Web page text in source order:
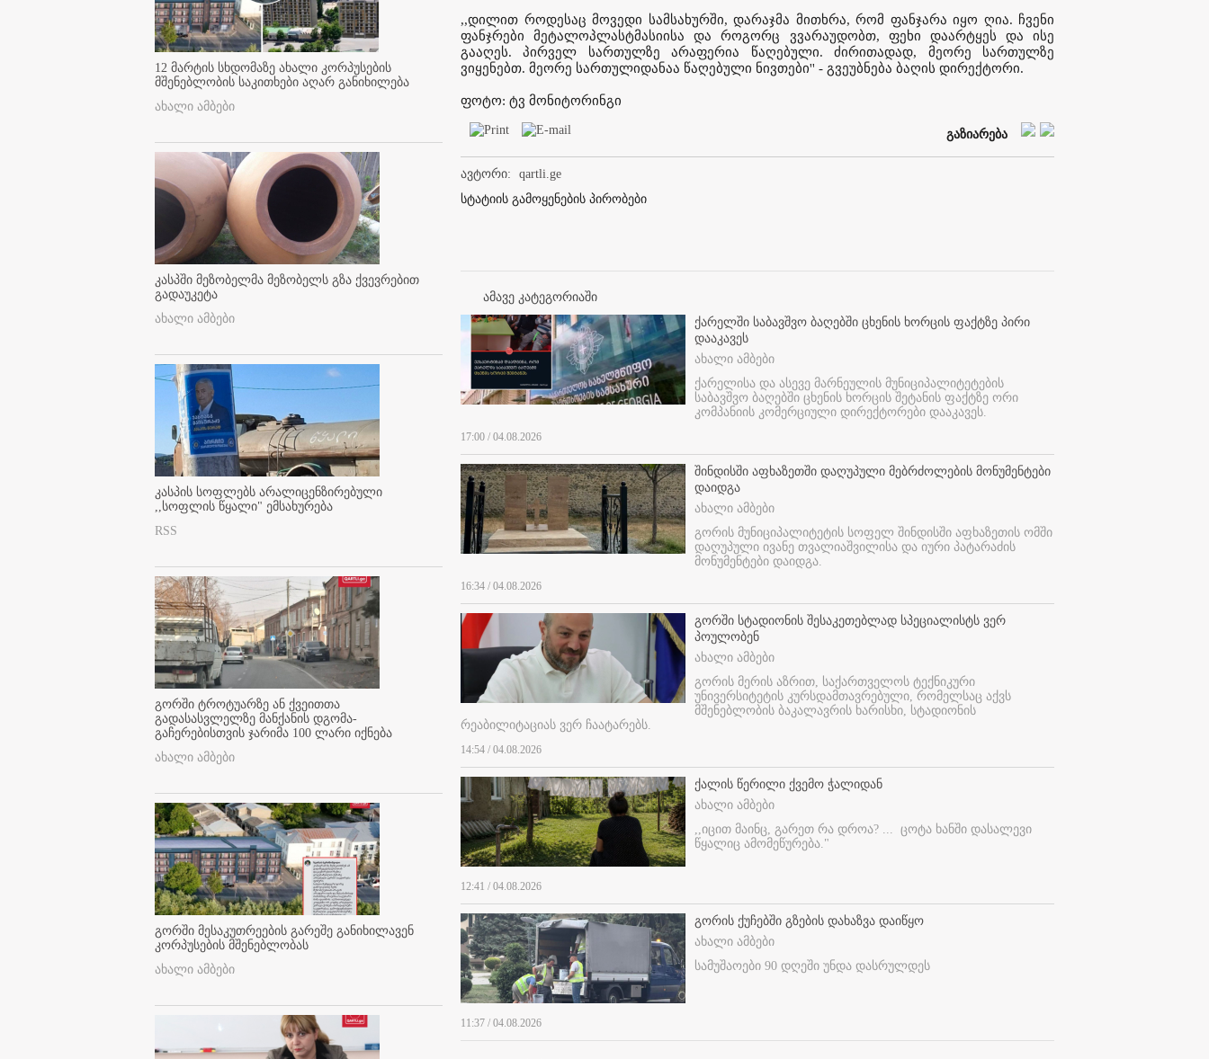
12 მარტის სხდომაზე ახალი კორპუსების
მშენებლობის საკითხები აღარ განიხილება
ახალი ამბები
კასპში მეზობელმა მეზობელს გზა ქვევრებით
გადაუკეტა
ახალი ამბები
კასპის სოფლებს არალიცენზირებული
,,სოფლის წყალი" ემსახურება
RSS
გორში ტროტუარზე ან ქვეითთა
გადასასვლელზე მანქანის დგომა-
გაჩერებისთვის ჯარიმა 100 ლარი იქნება
ახალი ამბები
გორში მესაკუთრეების გარეშე განიხილავენ
კორპუსების მშენებლობას
ახალი ამბები
,,დილით როდესაც მოვედი სამსახურში, დარაჯმა მითხრა, რომ ფანჯარა იყო ღია. ჩვენი
ფანჯრები მეტალოპლასტმასიისა და როგორც ვვარაუდობთ, ფეხი დაარტყეს და ისე
გააღეს. პირველ სართულზე არაფერია წაღებული. ძირითადად, მეორე სართულზე
ვიყენებთ. მეორე სართულიდანაა წაღებული ნივთები'' - გვეუბნება ბაღის დირექტორი.
ფოტო: ტვ მონიტორინგი
გაზიარება
ავტორი:
qartli.ge
სტატიის გამოყენების პირობები
ამავე კატეგორიაში
ქარელში საბავშვო ბაღებში ცხენის ხორცის ფაქტზე პირი
დააკავეს
ახალი ამბები
ქარელისა და ასევე მარნეულის მუნიციპალიტეტების
საბავშვო ბაღებში ცხენის ხორცის შეტანის ფაქტზე ორი
კომპანიის კომერციული დირექტორები დააკავეს.
17:00 / 04.08.2026
შინდისში აფხაზეთში დაღუპული მებრძოლების მონუმენტები
დაიდგა
ახალი ამბები
გორის მუნიციპალიტეტის სოფელ შინდისში აფხაზეთის ომში
დაღუპული ივანე თვალიაშვილისა და იური პატარაძის
მონუმენტები დაიდგა.
16:34 / 04.08.2026
გორში სტადიონის შესაკეთებლად სპეციალისტს ვერ
პოულობენ
ახალი ამბები
გორის მერის აზრით, საქართველოს ტექნიკური
უნივერსიტეტის კურსდამთავრებული, რომელსაც აქვს
მშენებლობის ბაკალავრის ხარისხი, სტადიონის
რეაბილიტაციას ვერ ჩაატარებს.
14:54 / 04.08.2026
ქალის წერილი ქვემო ჭალიდან
ახალი ამბები
,,იცით მაინც, გარეთ რა დროა? ... ცოტა ხანში დასალევი
წყალიც ამომეწურება."
12:41 / 04.08.2026
გორის ქუჩებში გზების დახაზვა დაიწყო
ახალი ამბები
სამუშაოები 90 დღეში უნდა დასრულდეს
11:37 / 04.08.2026